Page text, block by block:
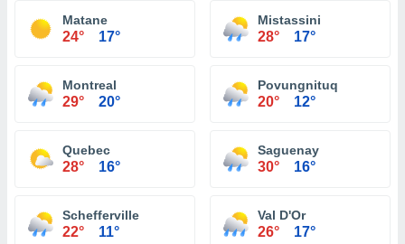
Matane
24° 17°
Mistassini
28° 17°
Montreal
29° 20°
Povungnituq
20° 12°
Quebec
28° 16°
Saguenay
30° 16°
Schefferville
22° 11°
Val D'Or
26° 17°